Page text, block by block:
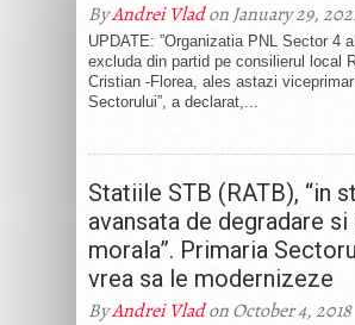
ByAndrei Vladon January 29,
UPDATE: ”Organizatia PNL Sector 4
excluda din partid pe consilierul local
Cristian -Florea, ales astazi viceprimar
Sectorului”, a declarat,...
Statiile STB (RATB), “in
avansata de degradare si
morala”. Primaria
vrea sa le modernizeze
ByAndrei Vladon October 4, 2018